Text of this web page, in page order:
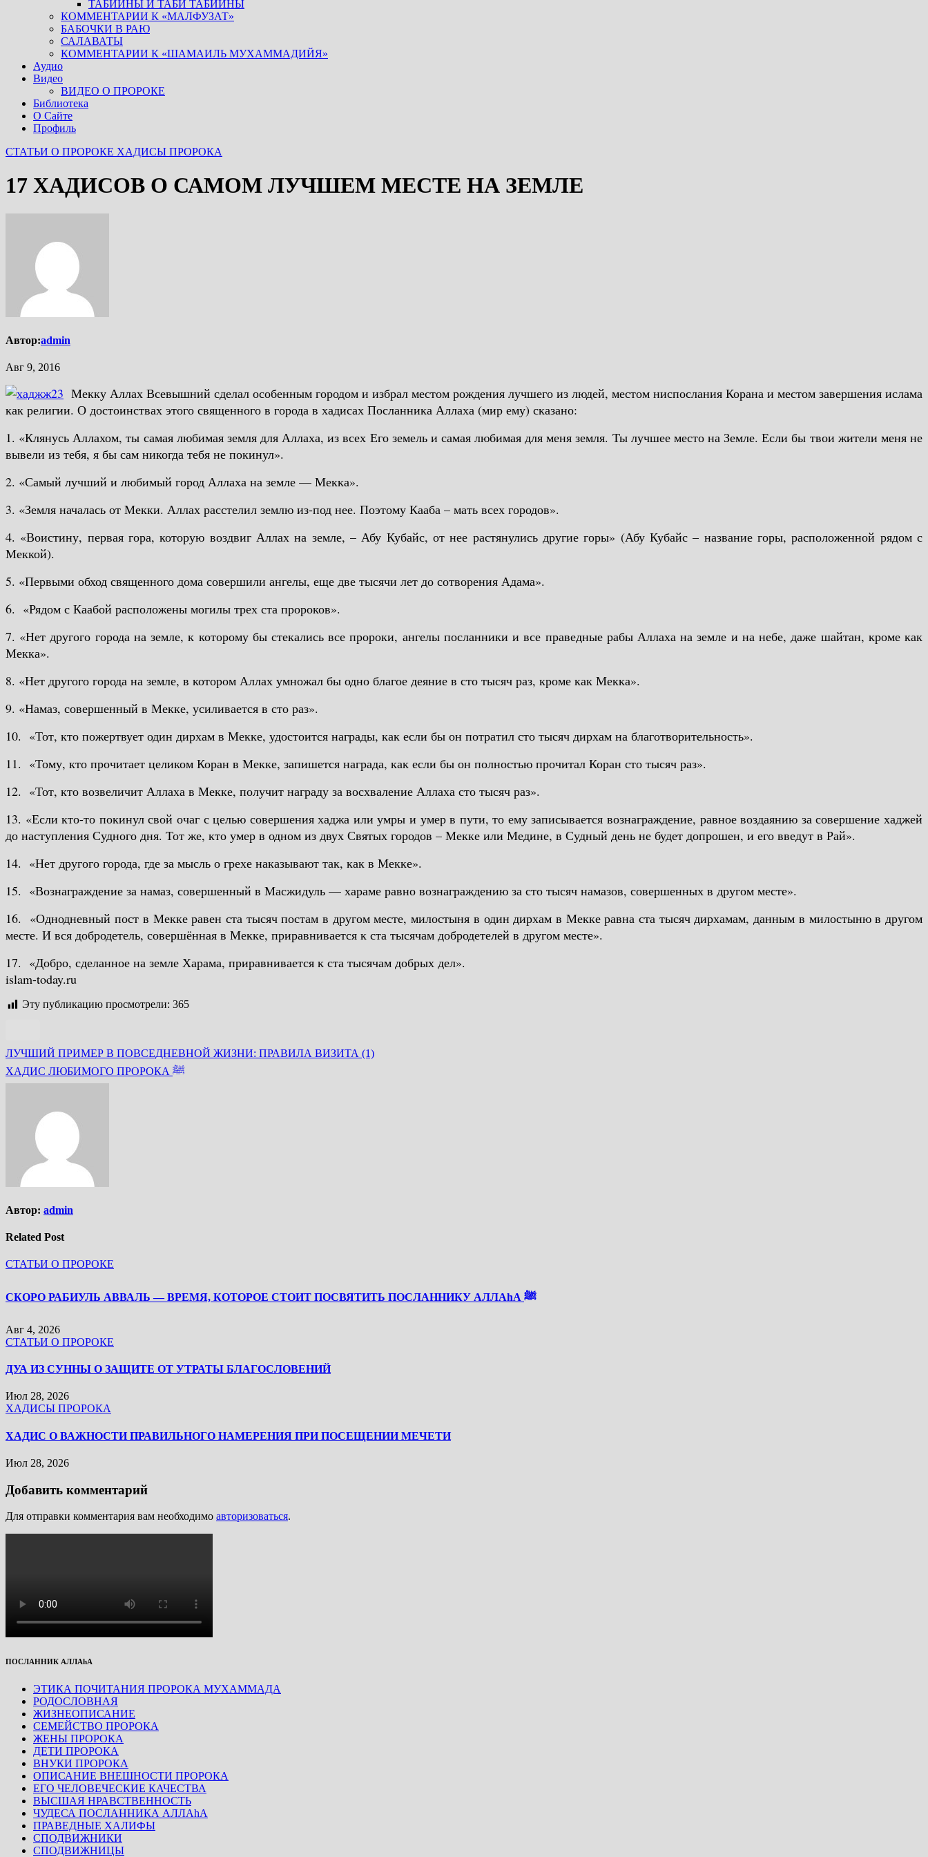
ТАБИИНЫ И ТАБИ ТАБИИНЫ
КОММЕНТАРИИ К «МАЛФУЗАТ»
БАБОЧКИ В РАЮ
САЛАВАТЫ
КОММЕНТАРИИ К «ШАМАИЛЬ МУХАММАДИЙЯ»
Аудио
Видео
ВИДЕО О ПРОРОКЕ
Библиотека
О Сайте
Профиль
СТАТЬИ О ПРОРОКЕ ХАДИСЫ ПРОРОКА
17 ХАДИСОВ О САМОМ ЛУЧШЕМ МЕСТЕ НА ЗЕМЛЕ
Автор:admin
Авг 9, 2016
Мекку Аллах Всевышний сделал особенным городом и избрал местом рождения лучшего из людей, местом ниспослания Корана и местом завершения ислама
как религии. О достоинствах этого священного в города в хадисах Посланника Аллаха (мир ему) сказано:
1. «Клянусь Аллахом, ты самая любимая земля для Аллаха, из всех Его земель и самая любимая для меня земля. Ты лучшее место на Земле. Если бы твои жители меня не
вывели из тебя, я бы сам никогда тебя не покинул».
2. «Самый лучший и любимый город Аллаха на земле — Мекка».
3. «Земля началась от Мекки. Аллах расстелил землю из-под нее. Поэтому Кааба – мать всех городов».
4. «Воистину, первая гора, которую воздвиг Аллах на земле, – Абу Кубайс, от нее растянулись другие горы» (Абу Кубайс – название горы, расположенной рядом с
Меккой).
5. «Первыми обход священного дома совершили ангелы, еще две тысячи лет до сотворения Адама».
6. «Рядом с Каабой расположены могилы трех ста пророков».
7. «Нет другого города на земле, к которому бы стекались все пророки, ангелы посланники и все праведные рабы Аллаха на земле и на небе, даже шайтан, кроме как
Мекка».
8. «Нет другого города на земле, в котором Аллах умножал бы одно благое деяние в сто тысяч раз, кроме как Мекка».
9. «Намаз, совершенный в Мекке, усиливается в сто раз».
10. «Тот, кто пожертвует один дирхам в Мекке, удостоится награды, как если бы он потратил сто тысяч дирхам на благотворительность».
11. «Тому, кто прочитает целиком Коран в Мекке, запишется награда, как если бы он полностью прочитал Коран сто тысяч раз».
12. «Тот, кто возвеличит Аллаха в Мекке, получит награду за восхваление Аллаха сто тысяч раз».
13. «Если кто-то покинул свой очаг с целью совершения хаджа или умры и умер в пути, то ему записывается вознаграждение, равное воздаянию за совершение хаджей
до наступления Судного дня. Тот же, кто умер в одном из двух Святых городов – Мекке или Медине, в Судный день не будет допрошен, и его введут в Рай».
14. «Нет другого города, где за мысль о грехе наказывают так, как в Мекке».
15. «Вознаграждение за намаз, совершенный в Масжидуль — хараме равно вознаграждению за сто тысяч намазов, совершенных в другом месте».
16. «Однодневный пост в Мекке равен ста тысяч постам в другом месте, милостыня в один дирхам в Мекке равна ста тысяч дирхамам, данным в милостыню в другом
месте. И вся добродетель, совершённая в Мекке, приравнивается к ста тысячам добродетелей в другом месте».
17. «Добро, сделанное на земле Харама, приравнивается к ста тысячам добрых дел».
islam-today.ru
Эту публикацию просмотрели: 365
Навигация
по
ЛУЧШИЙ ПРИМЕР В ПОВСЕДНЕВНОЙ ЖИЗНИ: ПРАВИЛА ВИЗИТА (1)
ХАДИС ЛЮБИМОГО ПРОРОКА ﷺ
Автор: admin
Related Post
СТАТЬИ О ПРОРОКЕ
СКОРО РАБИУЛЬ АВВАЛЬ — ВРЕМЯ, КОТОРОЕ СТОИТ ПОСВЯТИТЬ ПОСЛАННИКУ АЛЛАhА ﷺ
Авг 4, 2026
СТАТЬИ О ПРОРОКЕ
ДУА ИЗ СУННЫ О ЗАЩИТЕ ОТ УТРАТЫ БЛАГОСЛОВЕНИЙ
Июл 28, 2026
ХАДИСЫ ПРОРОКА
ХАДИС О ВАЖНОСТИ ПРАВИЛЬНОГО НАМЕРЕНИЯ ПРИ ПОСЕЩЕНИИ МЕЧЕТИ
Июл 28, 2026
Добавить комментарий
Для отправки комментария вам необходимо авторизоваться.
ПОСЛАННИК АЛЛАhА
ЭТИКА ПОЧИТАНИЯ ПРОРОКА МУХАММАДА
РОДОСЛОВНАЯ
ЖИЗНЕОПИСАНИЕ
СЕМЕЙСТВО ПРОРОКА
ЖЕНЫ ПРОРОКА
ДЕТИ ПРОРОКА
ВНУКИ ПРОРОКА
ОПИСАНИЕ ВНЕШНОСТИ ПРОРОКА
ЕГО ЧЕЛОВЕЧЕСКИЕ КАЧЕСТВА
ВЫСШАЯ НРАВСТВЕННОСТЬ
ЧУДЕСА ПОСЛАННИКА АЛЛАhА
ПРАВЕДНЫЕ ХАЛИФЫ
СПОДВИЖНИКИ
СПОДВИЖНИЦЫ